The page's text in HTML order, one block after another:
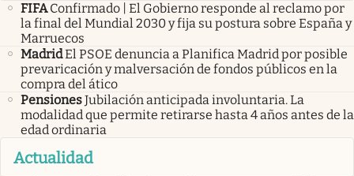
FIFA Confirmado | El Gobierno responde al reclamo por
la final del Mundial 2030 y fija su postura sobre España y
Marruecos
MadridEl PSOE denuncia a Planifica Madrid por posible
prevaricación y malversación de fondos públicos en la
compra del ático
PensionesJubilación anticipada involuntaria. La
modalidad que permite retirarse hasta 4 años antes de la
edad ordinaria
Actualidad